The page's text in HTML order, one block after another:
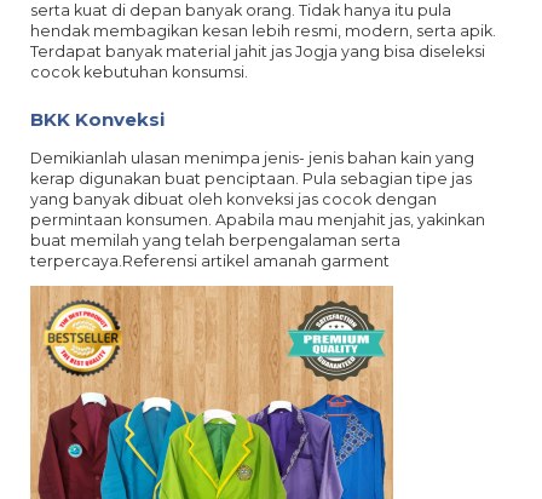
serta kuat di depan banyak orang. Tidak hanya itu pula
hendak membagikan kesan lebih resmi, modern, serta apik.
Terdapat banyak material jahit jas Jogja yang bisa diseleksi
cocok kebutuhan konsumsi.
BKK Konveksi
Demikianlah ulasan menimpa jenis- jenis bahan kain yang
kerap digunakan buat penciptaan. Pula sebagian tipe jas
yang banyak dibuat oleh konveksi jas cocok dengan
permintaan konsumen. Apabila mau menjahit jas, yakinkan
buat memilah yang telah berpengalaman serta
terpercaya.Referensi artikel amanah garment